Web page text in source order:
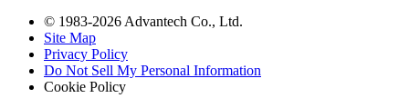
© 1983-2026 Advantech Co., Ltd.
Site Map
Privacy Policy
Do Not Sell My Personal Information
Cookie Policy